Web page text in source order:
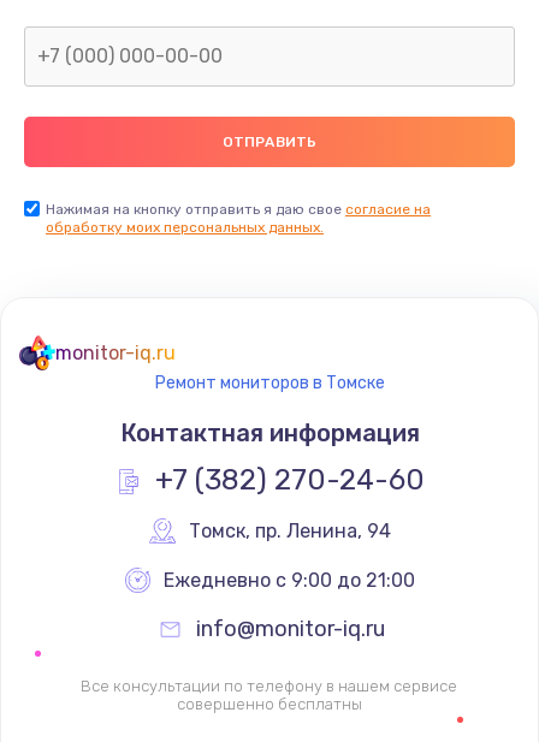
2600 руб.
Замена видеочипа
Ремонт разъема питания
745 руб.
Заказать
Замена видеокарты
1600 руб.
Заказать
Ремонт цепей питания
2500 руб.
Заказать
Нажимая на кнопку отправить я даю свое согласие на
обработку моих персональных данных.
monitor-iq.ru
Ремонт мониторов в Томске
Контактная информация
+7 (382) 270-24-60
Томск, пр. Ленина, 94
Ежедневно с 9:00 до 21:00
info@monitor-iq.ru
Все консультации по телефону в нашем сервисе
совершенно бесплатны